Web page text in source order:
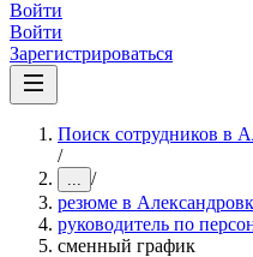
Войти
Войти
Зарегистрироваться
Поиск сотрудников в
/
... /
резюме в
руководитель по
сменный график